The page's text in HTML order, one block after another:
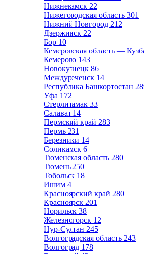
Нижнекамск 22
Нижегородская область 301
Нижний Новгород 212
Дзержинск 22
Бор 10
Кемеровская область —
Кемерово 143
Новокузнецк 86
Междуреченск 14
Республика Башкортостан
Уфа 172
Стерлитамак 33
Салават 14
Пермский край 283
Пермь 231
Березники 14
Соликамск 6
Тюменская область 280
Тюмень 250
Тобольск 18
Ишим 4
Красноярский край 280
Красноярск 201
Норильск 38
Железногорск 12
Нур-Султан 245
Волгоградская область 243
Волгоград 178